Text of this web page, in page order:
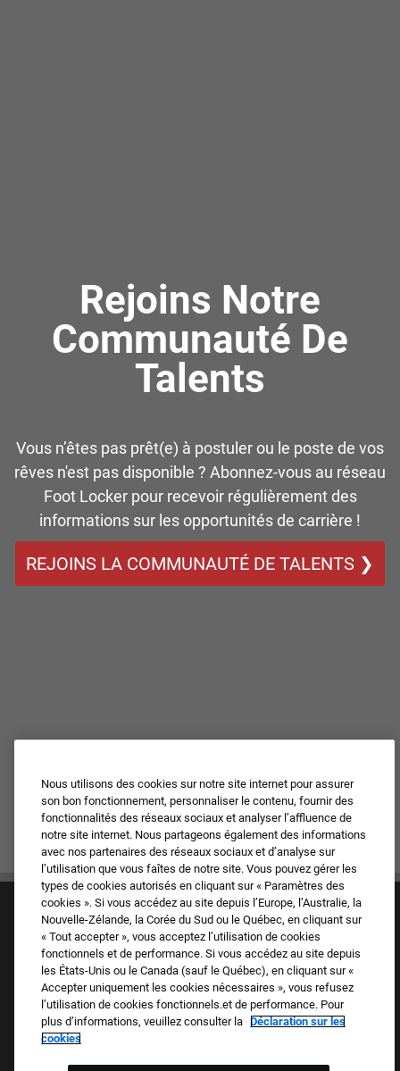
Rejoins Notre
Communauté De
Talents
Vous n’êtes pas prêt(e) à postuler ou le poste de vos
rêves n'est pas disponible ? Abonnez-vous au réseau
Foot Locker pour recevoir régulièrement des
informations sur les opportunités de carrière !
REJOINS LA COMMUNAUTÉ DE TALENTS ❯
Culture et valeurs
Nos marques
FAQ
Nous utilisons des cookies sur notre site internet pour assurer
son bon fonctionnement, personnaliser le contenu, fournir des
fonctionnalités des réseaux sociaux et analyser l’affluence de
notre site internet. Nous partageons également des informations
avec nos partenaires des réseaux sociaux et d’analyse sur
l’utilisation que vous faîtes de notre site. Vous pouvez gérer les
types de cookies autorisés en cliquant sur « Paramètres des
cookies ». Si vous accédez au site depuis l’Europe, l’Australie, la
Nouvelle-Zélande, la Corée du Sud ou le Québec, en cliquant sur
« Tout accepter », vous acceptez l’utilisation de cookies
fonctionnels et de performance. Si vous accédez au site depuis
les États-Unis ou le Canada (sauf le Québec), en cliquant sur «
Accepter uniquement les cookies nécessaires », vous refusez
l’utilisation de cookies fonctionnels.et de performance. Pour
plus d’informations, veuillez consulter la Déclaration sur les
cookies